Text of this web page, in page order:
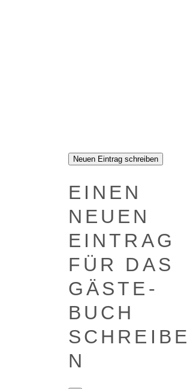
EINEN
NEU­EN
EIN­TRAG
FÜR DAS
GÄS­TE­
BUCH
SCHREIBE
N